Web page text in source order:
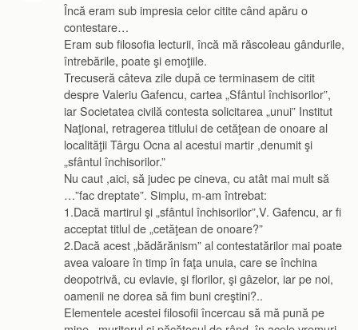
Încă eram sub impresia celor citite când apăru o
contestare…
Eram sub filosofia lecturii, încă mă răscoleau gândurile,
întrebările, poate şi emoţiile.
Trecuseră câteva zile după ce terminasem de citit
despre Valeriu Gafencu, cartea „Sfântul închisorilor”,
iar Societatea civilă contesta solicitarea „unui” Institut
Naţional, retragerea titlului de cetăţean de onoare al
localităţii Târgu Ocna al acestui martir ,denumit şi
„sfântul închisorilor.”
Nu caut ,aici, să judec pe cineva, cu atât mai mult să
…”fac dreptate”. Simplu, m-am întrebat:
1.Dacă martirul şi „sfântul închisorilor”,V. Gafencu, ar fi
acceptat titlul de „cetăţean de onoare?”
2.Dacă acest „bădărănism” al contestatărilor mai poate
avea valoare în timp în faţa unuia, care se închina
deopotrivă, cu evlavie, şi florilor, şi gâzelor, iar pe noi,
oamenii ne dorea să fim buni creştini?..
Elementele acestei filosofii încercau să mă pună pe